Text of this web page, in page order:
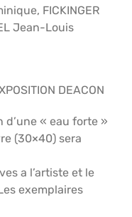
FICKINGER
Jean-Louis
DEACON
d’une « eau forte »
(30×40) sera
a l’artiste et le
exemplaires